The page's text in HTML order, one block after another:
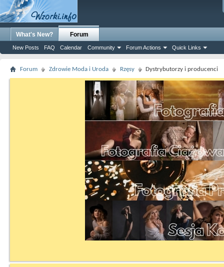
What's New? Forum
New Posts FAQ Calendar Community Forum Actions Quick Links
Forum Zdrowie Moda i Uroda Rzęsy Dystrybutorzy i producenci